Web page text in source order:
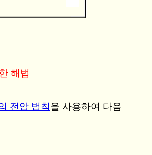
해법
전압 법칙을 사용하여 다음